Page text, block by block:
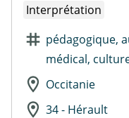
Interprétation
pédagogique,
médical,
Occitanie
34 - Hérault